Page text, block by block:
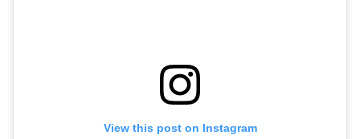
View this post on Instagram